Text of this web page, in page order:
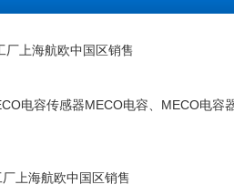
厂上海航欧中国区销售
电容传感器MECO电容、MECO电容
上海航欧中国区销售